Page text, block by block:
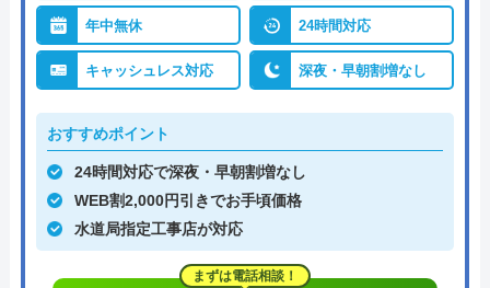
年中無休 24時間対応
キャッシュレス対応 深夜・早朝割増なし
おすすめポイント
24時間対応で深夜・早朝割増なし
WEB割2,000円引きでお手頃価格
水道局指定工事店が対応
まずは電話相談！